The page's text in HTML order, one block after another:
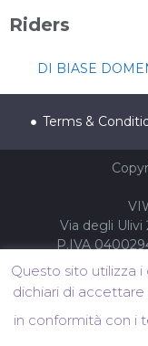
Riders
DI BIASE
Terms &
Via degli Ulivi
P.IVA
Questo sito utilizza
dichiari di accettare
in conformità con i